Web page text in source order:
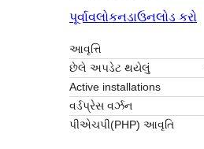
પૂર્વાવલોકનડાઉનલોડ કરો
આવૃત્તિ
છેલે અપડેટ થયેલું
Active installations
વર્ડપ્રેસ વર્ઝન
પીએચપી(PHP) આવૃતિ